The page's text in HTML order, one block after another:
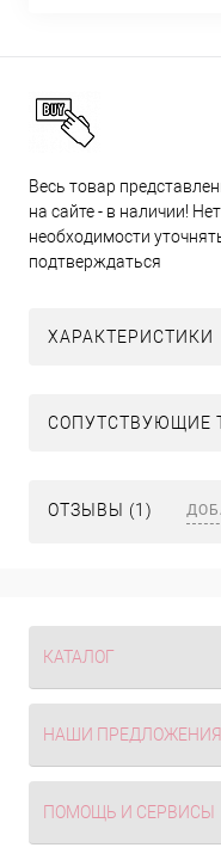
Весь товар
на сайте - в наличии! Нет
необходимости
подтверждаться
ХАРАКТЕРИСТИКИ
СОПУТСТВУЮЩИЕ
ОТЗЫВЫ (1)
КАТАЛОГ
НАШИ ПРЕДЛОЖЕНИЯ
ПОМОЩЬ И СЕРВИСЫ